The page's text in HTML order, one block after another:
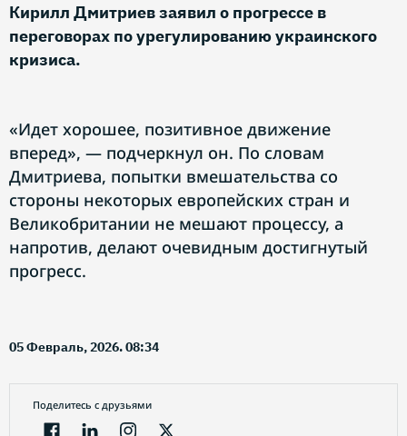
Кирилл Дмитриев заявил о прогрессе в
переговорах по урегулированию украинского
кризиса.
«Идет хорошее, позитивное движение
вперед», — подчеркнул он. По словам
Дмитриева, попытки вмешательства со
стороны некоторых европейских стран и
Великобритании не мешают процессу, а
напротив, делают очевидным достигнутый
прогресс.
05 Февраль, 2026. 08:34
Поделитесь с друзьями